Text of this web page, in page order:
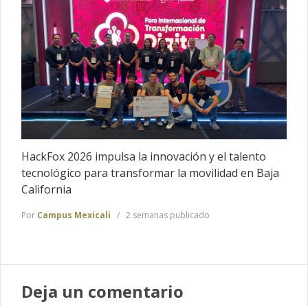
HackFox 2026 impulsa la innovación y el talento
tecnológico para transformar la movilidad en Baja
California
Por Campus Mexicali 2 semanas publicado
Deja un comentario